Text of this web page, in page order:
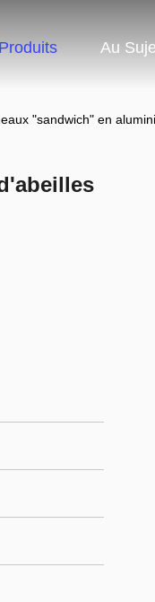
Produits Au
"sandwich" en